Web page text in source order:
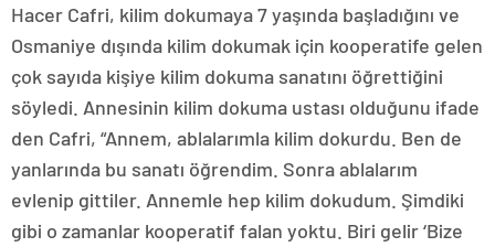
Hacer Cafri, kilim dokumaya 7 yaşında başladığını ve
Osmaniye dışında kilim dokumak için kooperatife gelen
çok sayıda kişiye kilim dokuma sanatını öğrettiğini
söyledi. Annesinin kilim dokuma ustası olduğunu ifade
den Cafri, “Annem, ablalarımla kilim dokurdu. Ben de
yanlarında bu sanatı öğrendim. Sonra ablalarım
evlenip gittiler. Annemle hep kilim dokudum. Şimdiki
gibi o zamanlar kooperatif falan yoktu. Biri gelir ‘Bize